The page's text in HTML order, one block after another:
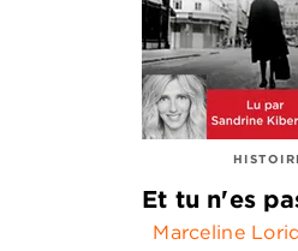
Et tu n'es
Marceline